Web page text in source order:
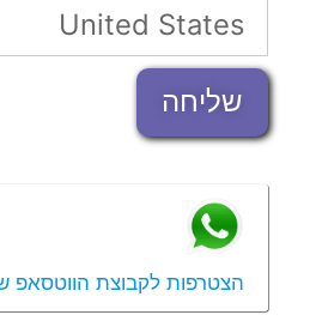
שליחה
הצטרפות לקבוצת הווטסאפ